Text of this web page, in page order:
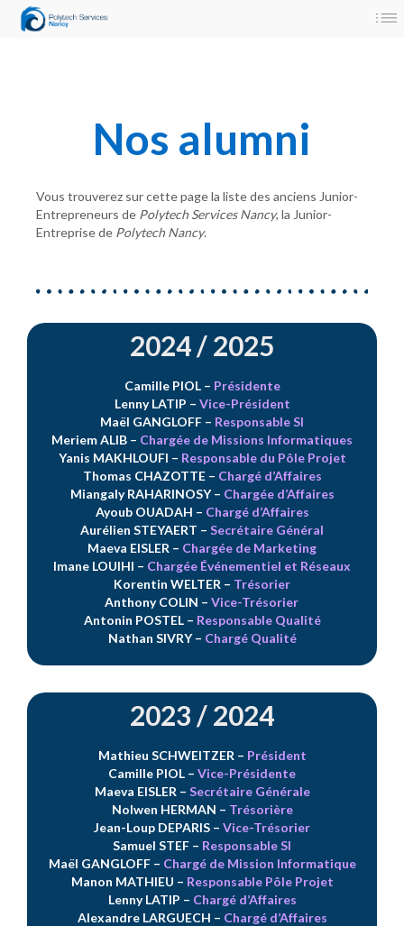
Panneau de gestion des cookies
Nos alumni
Vous trouverez sur cette page la liste des anciens Junior-
Entrepreneurs de Polytech Services Nancy, la Junior-
Entreprise de Polytech Nancy.
2024 / 2025
Camille PIOL– Présidente
Lenny LATIP – Vice-Président
Maël GANGLOFF – Responsable SI
Meriem ALIB – Chargée de Missions Informatiques
Yanis MAKHLOUFI – Responsable du Pôle Projet
Thomas CHAZOTTE– Chargé d’Affaires
Miangaly RAHARINOSY– Chargée d’Affaires
Ayoub OUADAH – Chargé d’Affaires
Aurélien STEYAERT – Secrétaire Général
Maeva EISLER – Chargée de Marketing
Imane LOUIHI – Chargée Événementiel et Réseaux
Korentin WELTER – Trésorier
Anthony COLIN – Vice-Trésorier
Antonin POSTEL– Responsable Qualité
Nathan SIVRY– Chargé Qualité
2023 / 2024
Mathieu SCHWEITZER – Président
Camille PIOL – Vice-Présidente
Maeva EISLER – Secrétaire Générale
Nolwen HERMAN – Trésorière
Jean-Loup DEPARIS– Vice-Trésorier
Samuel STEF – Responsable SI
Maël GANGLOFF – Chargé de Mission Informatique
Manon MATHIEU – Responsable Pôle Projet
Lenny LATIP – Chargé d’Affaires
Alexandre LARGUECH – Chargé d’Affaires